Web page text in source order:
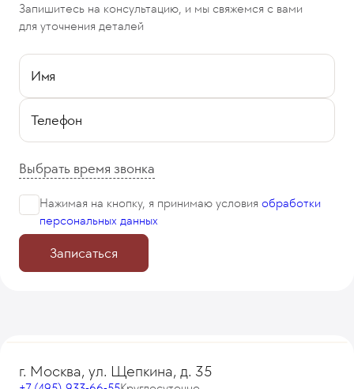
Запишитесь на консультацию, и мы свяжемся с вами
для уточнения деталей
Имя
Телефон
Выбрать время звонка
Нажимая на кнопку, я принимаю условия обработки
персональных данных
Записаться
г. Москва, ул. Щепкина, д. 35